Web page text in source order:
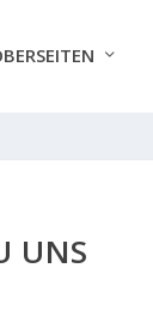
S